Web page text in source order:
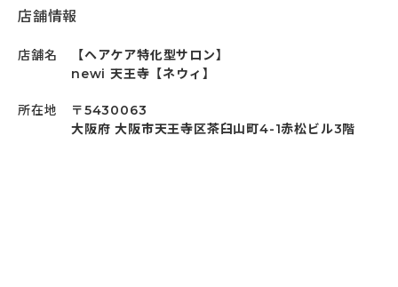
店舗情報
店舗名
【ヘアケア特化型サロン】
newi 天王寺【ネウィ】
所在地
〒5430063
大阪府 大阪市天王寺区茶臼山町4-1赤松ビル3階